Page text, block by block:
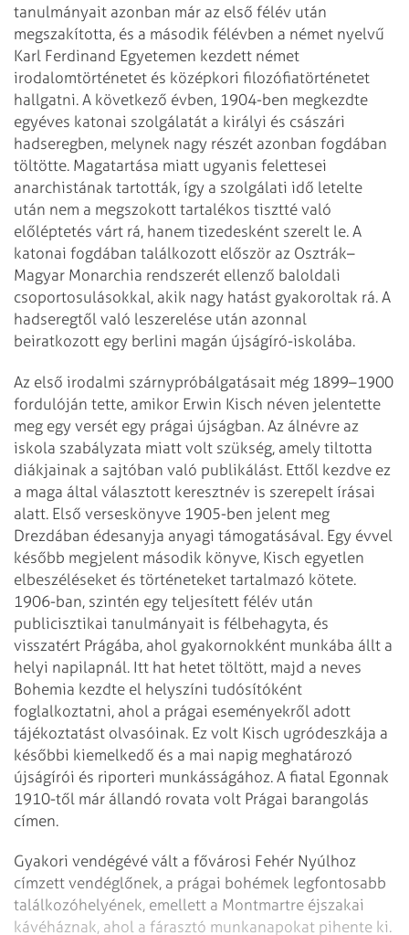
tanulmányait azonban már az első félév után
megszakította, és a második félévben a német nyelvű
Karl Ferdinand Egyetemen kezdett német
irodalomtörténetet és középkori filozófiatörténetet
hallgatni. A következő évben, 1904-ben megkezdte
egyéves katonai szolgálatát a királyi és császári
hadseregben, melynek nagy részét azonban fogdában
töltötte. Magatartása miatt ugyanis felettesei
anarchistának tartották, így a szolgálati idő letelte
után nem a megszokott tartalékos tisztté való
előléptetés várt rá, hanem tizedesként szerelt le. A
katonai fogdában találkozott először az Osztrák–
Magyar Monarchia rendszerét ellenző baloldali
csoportosulásokkal, akik nagy hatást gyakoroltak rá. A
hadseregtől való leszerelése után azonnal
beiratkozott egy berlini magán újságíró-iskolába.
Az első irodalmi szárnypróbálgatásait még 1899–1900
fordulóján tette, amikor Erwin Kisch néven jelentette
meg egy versét egy prágai újságban. Az álnévre az
iskola szabályzata miatt volt szükség, amely tiltotta
diákjainak a sajtóban való publikálást. Ettől kezdve ez
a maga által választott keresztnév is szerepelt írásai
alatt. Első verseskönyve 1905-ben jelent meg
Drezdában édesanyja anyagi támogatásával. Egy évvel
később megjelent második könyve, Kisch egyetlen
elbeszéléseket és történeteket tartalmazó kötete.
1906-ban, szintén egy teljesített félév után
publicisztikai tanulmányait is félbehagyta, és
visszatért Prágába, ahol gyakornokként munkába állt a
helyi napilapnál. Itt hat hetet töltött, majd a neves
Bohemia kezdte el helyszíni tudósítóként
foglalkoztatni, ahol a prágai eseményekről adott
tájékoztatást olvasóinak. Ez volt Kisch ugródeszkája a
későbbi kiemelkedő és a mai napig meghatározó
újságírói és riporteri munkásságához. A fiatal Egonnak
1910-től már állandó rovata volt Prágai barangolás
címen.
Gyakori vendégévé vált a fővárosi Fehér Nyúlhoz
címzett vendéglőnek, a prágai bohémek legfontosabb
találkozóhelyének, emellett a Montmartre éjszakai
kávéháznak, ahol a fárasztó munkanapokat pihente ki.